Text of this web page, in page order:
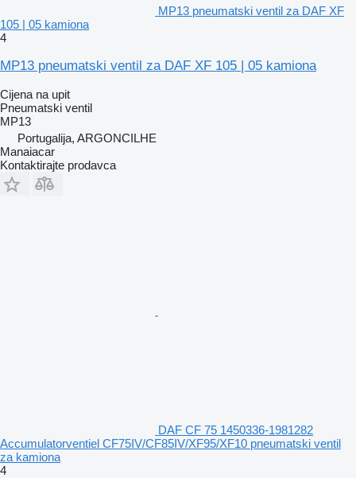
MP13 pneumatski ventil za DAF XF
105 | 05 kamiona
4
MP13 pneumatski ventil za DAF XF 105 | 05 kamiona
Cijena na upit
Pneumatski ventil
MP13
Portugalija, ARGONCILHE
Manaiacar
Kontaktirajte prodavca
DAF CF 75 1450336-1981282
Accumulatorventiel CF75IV/CF85IV/XF95/XF10 pneumatski ventil
za kamiona
4